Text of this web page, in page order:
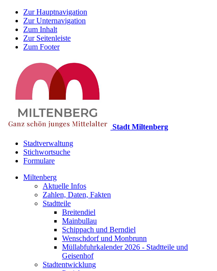
Zur Hauptnavigation
Zur Unternavigation
Zum Inhalt
Zur Seitenleiste
Zum Footer
Stadt Miltenberg
Stadtverwaltung
Stichwortsuche
Formulare
Miltenberg
Aktuelle Infos
Zahlen, Daten, Fakten
Stadtteile
Breitendiel
Mainbullau
Schippach und Berndiel
Wenschdorf und Monbrunn
Müllabfuhrkalender 2026 - Stadtteile und
Geisenhof
Stadtentwicklung